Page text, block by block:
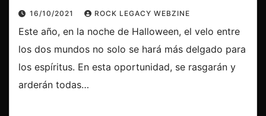
16/10/2021 ROCK LEGACY WEBZINE
Este año, en la noche de Halloween, el velo entre
los dos mundos no solo se hará más delgado para
los espíritus. En esta oportunidad, se rasgarán y
arderán todas…